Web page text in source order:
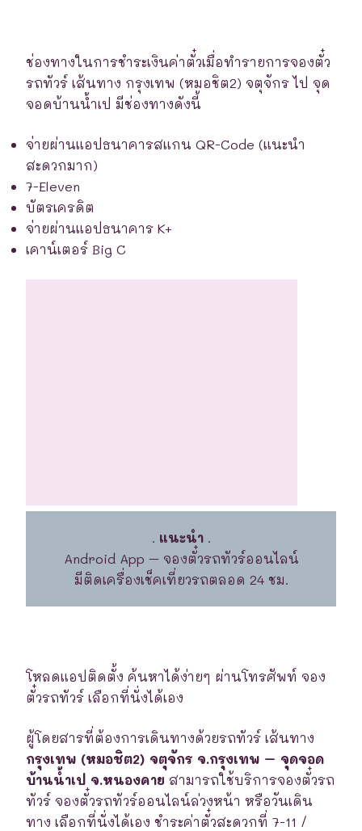
ช่องทางในการชำระเงินค่าตั๋วเมื่อทำรายการจองตั๋ว
รถทัวร์ เส้นทาง กรุงเทพ (หมอชิต2) จตุจักร ไป จุด
จอดบ้านน้ำเป มีช่องทางดังนี้
จ่ายผ่านแอปธนาคารสแกน QR-Code (แนะนำ
สะดวกมาก)
7-Eleven
บัตรเครดิต
จ่ายผ่านแอปธนาคาร K+
เคาน์เตอร์ Big C
. แนะนำ.
Android App – จองตั๋วรถทัวร์ออนไลน์
มีติดเครื่องเช็คเที่ยวรถตลอด 24 ชม.
โหลดแอปติดตั้ง ค้นหาได้ง่ายๆ ผ่านโทรศัพท์ จอง
ตั๋วรถทัวร์ เลือกที่นั่งได้เอง
ผู้โดยสารที่ต้องการเดินทางด้วยรถทัวร์ เส้นทาง
กรุงเทพ (หมอชิต2) จตุจักร จ.กรุงเทพ – จุดจอด
บ้านน้ำเป จ.หนองคาย สามารถใช้บริการจองตั๋วรถ
ทัวร์ จองตั๋วรถทัวร์ออนไลน์ล่วงหน้า หรือวันเดิน
ทาง เลือกที่นั่งได้เอง ชำระค่าตั๋วสะดวกที่ 7-11 /